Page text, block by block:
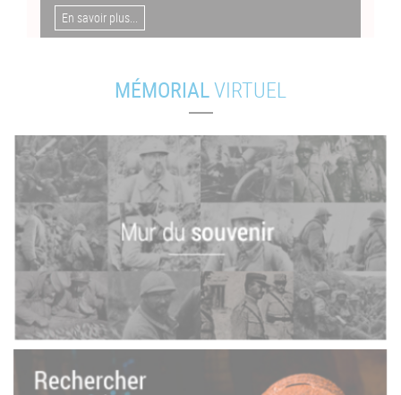
En savoir plus...
MÉMORIALVIRTUEL